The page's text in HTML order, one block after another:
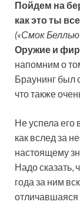
Пойдем на
как это ты
(«Смок
Оружие и
напомним о
Браунинг был
что также
Не успела его
как вслед за
настоящему
Надо сказать,
года за ним
отличавшаяся